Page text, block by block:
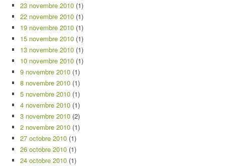
23 novembre 2010 (1)
22 novembre 2010 (1)
19 novembre 2010 (1)
15 novembre 2010 (1)
13 novembre 2010 (1)
10 novembre 2010 (1)
9 novembre 2010 (1)
8 novembre 2010 (1)
5 novembre 2010 (1)
4 novembre 2010 (1)
3 novembre 2010 (2)
2 novembre 2010 (1)
27 octobre 2010 (1)
26 octobre 2010 (1)
24 octobre 2010 (1)